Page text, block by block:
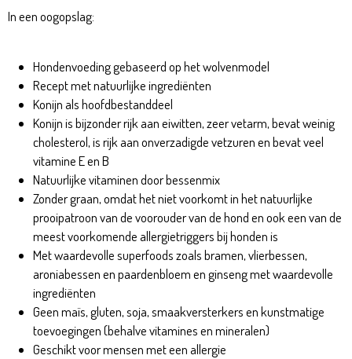
In een oogopslag:
Hondenvoeding gebaseerd op het wolvenmodel
Recept met natuurlijke ingrediënten
Konijn als hoofdbestanddeel
Konijn is bijzonder rijk aan eiwitten, zeer vetarm, bevat weinig
cholesterol, is rijk aan onverzadigde vetzuren en bevat veel
vitamine E en B
Natuurlijke vitaminen door bessenmix
Zonder graan, omdat het niet voorkomt in het natuurlijke
prooipatroon van de voorouder van de hond en ook een van de
meest voorkomende allergietriggers bij honden is
Met waardevolle superfoods zoals bramen, vlierbessen,
aroniabessen en paardenbloem en ginseng met waardevolle
ingrediënten
Geen maïs, gluten, soja, smaakversterkers en kunstmatige
toevoegingen (behalve vitamines en mineralen)
Geschikt voor mensen met een allergie